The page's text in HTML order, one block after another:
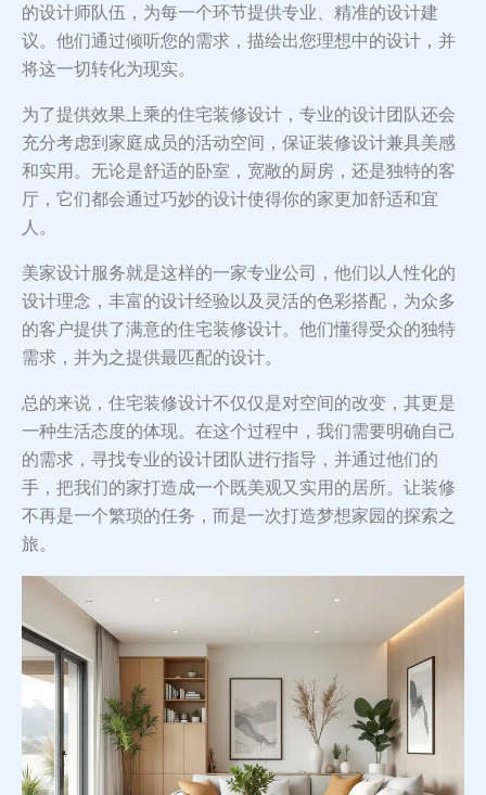
的设计师队伍，为每一个环节提供专业、精准的设计建
议。他们通过倾听您的需求，描绘出您理想中的设计，并
将这一切转化为现实。
为了提供效果上乘的住宅装修设计，专业的设计团队还会
充分考虑到家庭成员的活动空间，保证装修设计兼具美感
和实用。无论是舒适的卧室，宽敞的厨房，还是独特的客
厅，它们都会通过巧妙的设计使得你的家更加舒适和宜
人。
美家设计服务就是这样的一家专业公司，他们以人性化的
设计理念，丰富的设计经验以及灵活的色彩搭配，为众多
的客户提供了满意的住宅装修设计。他们懂得受众的独特
需求，并为之提供最匹配的设计。
总的来说，住宅装修设计不仅仅是对空间的改变，其更是
一种生活态度的体现。在这个过程中，我们需要明确自己
的需求，寻找专业的设计团队进行指导，并通过他们的
手，把我们的家打造成一个既美观又实用的居所。让装修
不再是一个繁琐的任务，而是一次打造梦想家园的探索之
旅。